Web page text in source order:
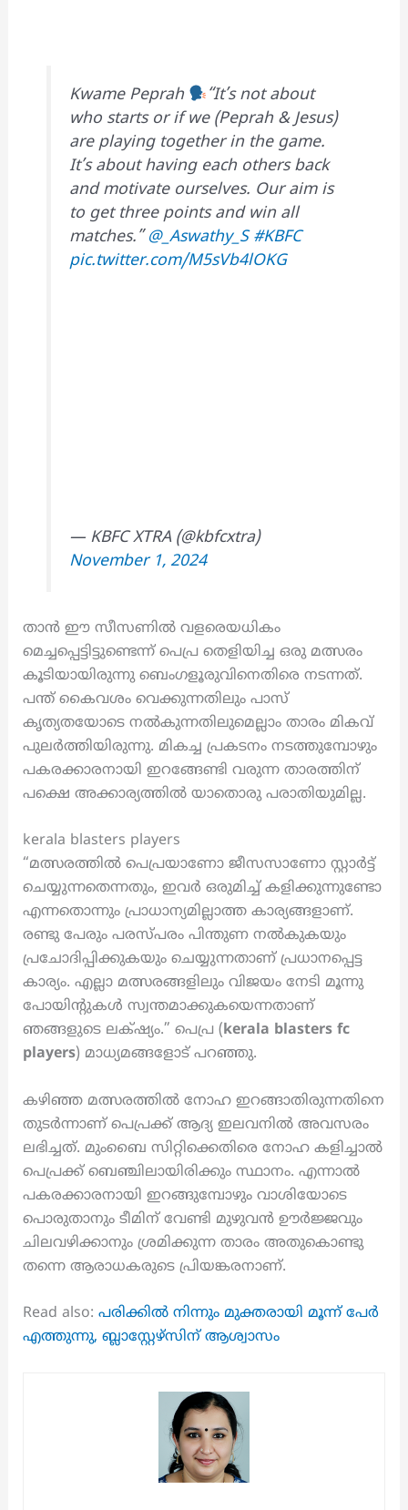
Kwame Peprah
“It’s not about
who starts or if we (Peprah & Jesus)
are playing together in the game.
It’s about having each others back
and motivate ourselves. Our aim is
to get three points and win all
matches.” @_Aswathy_S #KBFC
pic.twitter.com/M5sVb4lOKG
— KBFC XTRA (@kbfcxtra)
November 1, 2024
താൻ ഈ സീസണിൽ വളരെയധികം
മെച്ചപ്പെട്ടിട്ടുണ്ടെന്ന് പെപ്ര തെളിയിച്ച ഒരു മത്സരം
കൂടിയായിരുന്നു ബെംഗളൂരുവിനെതിരെ നടന്നത്.
പന്ത് കൈവശം വെക്കുന്നതിലും പാസ്
കൃത്യതയോടെ നൽകുന്നതിലുമെല്ലാം താരം മികവ്
പുലർത്തിയിരുന്നു. മികച്ച പ്രകടനം നടത്തുമ്പോഴും
പകരക്കാരനായി ഇറങ്ങേണ്ടി വരുന്ന താരത്തിന്
പക്ഷെ അക്കാര്യത്തിൽ യാതൊരു പരാതിയുമില്ല.
kerala blasters players
“മത്സരത്തിൽ പെപ്രയാണോ ജീസസാണോ സ്റ്റാർട്ട്
ചെയ്യുന്നതെന്നതും, ഇവർ ഒരുമിച്ച് കളിക്കുന്നുണ്ടോ
എന്നതൊന്നും പ്രാധാന്യമില്ലാത്ത കാര്യങ്ങളാണ്.
രണ്ടു പേരും പരസ്‌പരം പിന്തുണ നൽകുകയും
പ്രചോദിപ്പിക്കുകയും ചെയ്യുന്നതാണ് പ്രധാനപ്പെട്ട
കാര്യം. എല്ലാ മത്സരങ്ങളിലും വിജയം നേടി മൂന്നു
പോയിന്റുകൾ സ്വന്തമാക്കുകയെന്നതാണ്
ഞങ്ങളുടെ ലക്‌ഷ്യം.” പെപ്ര (kerala blasters fc
players) മാധ്യമങ്ങളോട് പറഞ്ഞു.
കഴിഞ്ഞ മത്സരത്തിൽ നോഹ ഇറങ്ങാതിരുന്നതിനെ
തുടർന്നാണ് പെപ്രക്ക് ആദ്യ ഇലവനിൽ അവസരം
ലഭിച്ചത്. മുംബൈ സിറ്റിക്കെതിരെ നോഹ കളിച്ചാൽ
പെപ്രക്ക് ബെഞ്ചിലായിരിക്കും സ്ഥാനം. എന്നാൽ
പകരക്കാരനായി ഇറങ്ങുമ്പോഴും വാശിയോടെ
പൊരുതാനും ടീമിന് വേണ്ടി മുഴുവൻ ഊർജ്ജവും
ചിലവഴിക്കാനും ശ്രമിക്കുന്ന താരം അതുകൊണ്ടു
തന്നെ ആരാധകരുടെ പ്രിയങ്കരനാണ്.
Read also: പരിക്കിൽ നിന്നും മുക്തരായി മൂന്ന് പേർ
എത്തുന്നു, ബ്ലാസ്റ്റേഴ്സിന് ആശ്വാസം